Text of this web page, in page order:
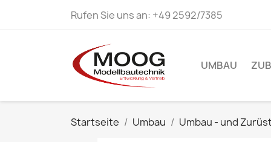
Rufen Sie uns an: +49 2592/7385
UMBAU
Startseite Umbau Umbau - und